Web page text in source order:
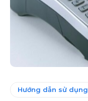
Hướng dẫn sử dụng